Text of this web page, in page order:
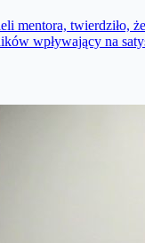
mentora, twierdziło,
wpływający na